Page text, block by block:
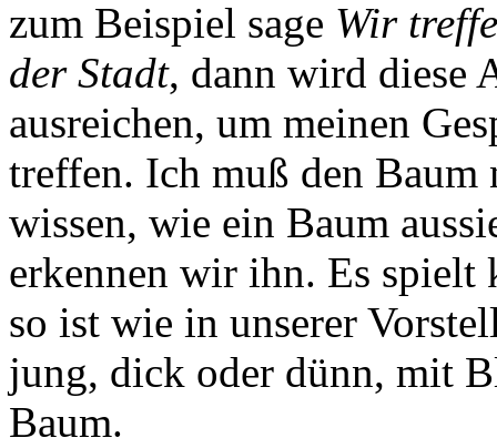
zum Beispiel sage Wir
der Stadt, dann wird diese
ausreichen, um meinen
treffen. Ich muß den Baum
wissen, wie ein Baum
erkennen wir ihn. Es spielt
so ist wie in unserer
jung, dick oder dünn, mit
Baum.